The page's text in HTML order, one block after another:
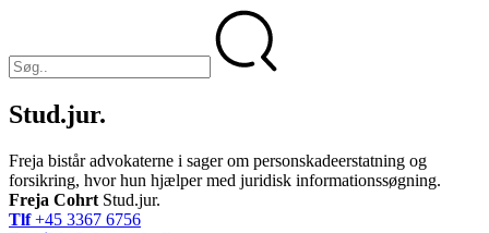
Stud.jur.
Freja bistår advokaterne i sager om personskadeerstatning og
forsikring, hvor hun hjælper med juridisk informationssøgning.
Freja Cohrt Stud.jur.
Tlf+45 3367 6756